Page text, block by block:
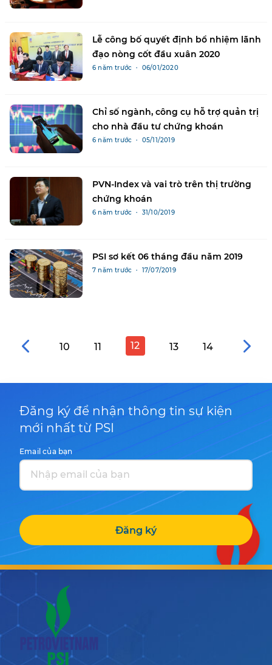
Lễ công bố quyết định bổ nhiệm lãnh
đạo nòng cốt đầu xuân 2020
6 năm trước ・ 06/01/2020
Chỉ số ngành, công cụ hỗ trợ quản trị
cho nhà đầu tư chứng khoán
6 năm trước ・ 05/11/2019
PVN-Index và vai trò trên thị trường
chứng khoán
6 năm trước ・ 31/10/2019
PSI sơ kết 06 tháng đầu năm 2019
7 năm trước ・ 17/07/2019
10 11 12 13 14
Đăng ký để nhận thông tin sự kiện
mới nhất từ PSI
Email của bạn
Đăng ký